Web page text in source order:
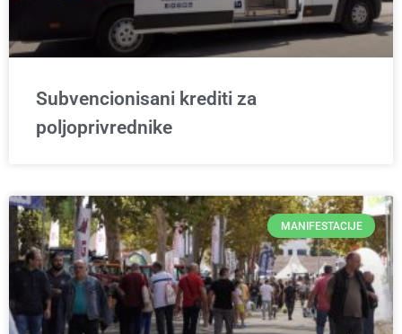
Subvencionisani krediti za
poljoprivrednike
MANIFESTACIJE